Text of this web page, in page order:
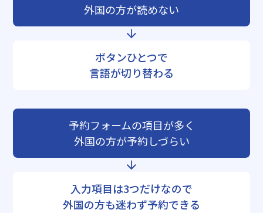
外国の方が読めない
ボタンひとつで
言語が切り替わる
予約フォームの項目が多く
外国の方が予約しづらい
入力項目は3つだけなので
外国の方も迷わず予約できる